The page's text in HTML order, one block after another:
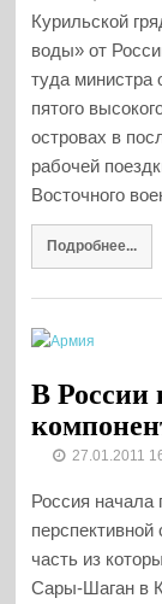
Курильской
воды» от
туда
пятого
островах в
рабочей
Восточного
Подробнее...
В России
27.01.2011
Россия начала
часть из
Сары-Шаган в